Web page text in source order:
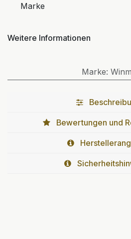
Marke
Weitere Informationen
Marke:
Bewertungen und